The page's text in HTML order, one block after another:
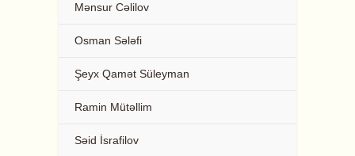
Mənsur Cəlilov
Osman Sələfi
Şeyx Qamət Süleyman
Ramin Mütəllim
Səid İsrafilov